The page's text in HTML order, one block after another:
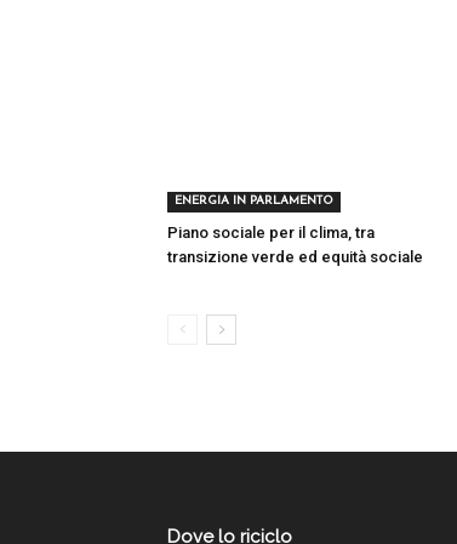
ENERGIA IN PARLAMENTO
Piano sociale per il clima, tra
transizione verde ed equità sociale
Dove lo riciclo